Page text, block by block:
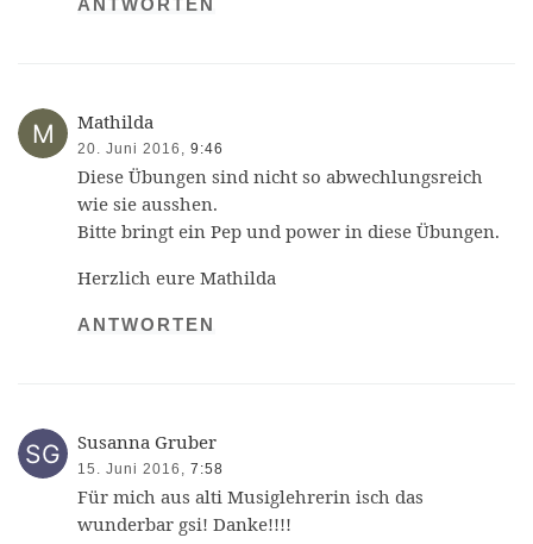
ANTWORTEN
Mathilda
20. Juni 2016, 9:46
Diese Übungen sind nicht so abwechlungsreich
wie sie ausshen.
Bitte bringt ein Pep und power in diese Übungen.
Herzlich eure Mathilda
ANTWORTEN
Susanna Gruber
15. Juni 2016, 7:58
Für mich aus alti Musiglehrerin isch das
wunderbar gsi! Danke!!!!